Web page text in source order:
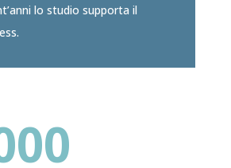
lo studio supporta il